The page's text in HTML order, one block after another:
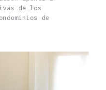
de los
de